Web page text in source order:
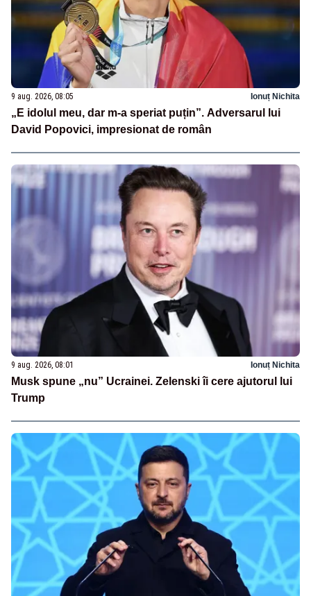
9 aug. 2026, 08:05 Ionuț Nichita
„E idolul meu, dar m-a speriat puțin”. Adversarul lui
David Popovici, impresionat de român
9 aug. 2026, 08:01 Ionuț Nichita
Musk spune „nu” Ucrainei. Zelenski îi cere ajutorul lui
Trump